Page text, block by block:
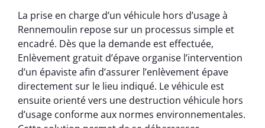
La prise en charge d’un véhicule hors d’usage à
Rennemoulin repose sur un processus simple et
encadré. Dès que la demande est effectuée,
Enlèvement gratuit d’épave organise l’intervention
d’un épaviste afin d’assurer l’enlèvement épave
directement sur le lieu indiqué. Le véhicule est
ensuite orienté vers une destruction véhicule hors
d’usage conforme aux normes environnementales.